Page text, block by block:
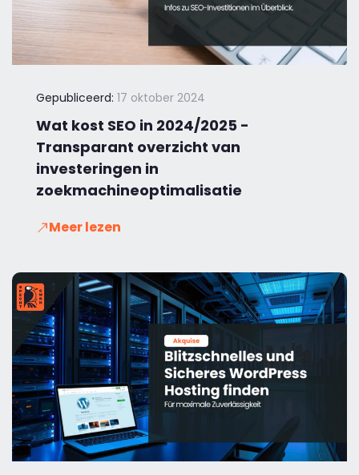
Gepubliceerd: 17 oktober 2024
Wat kost SEO in 2024/2025 -
Transparant overzicht van
investeringen in
zoekmachineoptimalisatie
Meer lezen